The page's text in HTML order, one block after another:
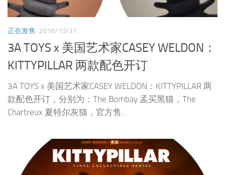
正在发售 2016/10/31
3A TOYS x 美国艺术家CASEY WELDON：
KITTYPILLAR 两款配色开订
3A TOYS x 美国艺术家CASEY WELDON：KITTYPILLAR 两
款配色开订，分别为：The Bombay 孟买黑猫，The
Chartreux 夏特尔灰猫，官方售...